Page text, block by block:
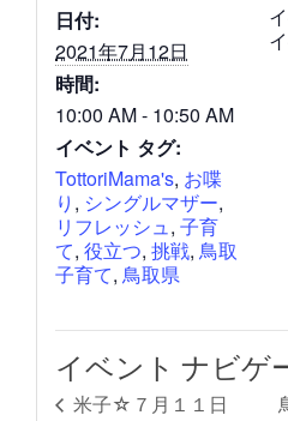
日付:
2021年7月12日
時間:
10:00 AM - 10:50 AM
イベント タグ:
TottoriMama's, お喋
り , シングルマザー,
リフレッシュ, 子育
て, 役立つ, 挑戦, 鳥取
子育て, 鳥取県
イベント ナビゲ
米子☆７月１１日